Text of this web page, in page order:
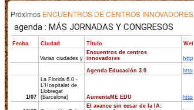
Próximos ENCUENTROS DE CENTROS INNOVADORES